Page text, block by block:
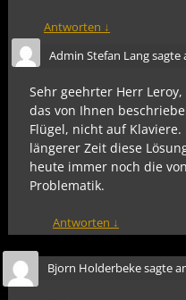
Antworten ↓
Admin Stefan Langsagte
Sehr geehrter Herr Leroy,
das von Ihnen
Flügel, nicht auf
längerer Zeit diese
heute immer noch die
Problematik.
Antworten ↓
Bjorn Holderbekesagte